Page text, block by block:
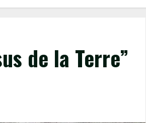
de la Terre”